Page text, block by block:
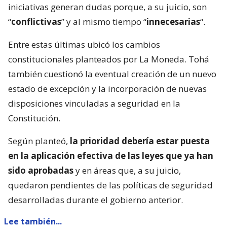
iniciativas generan dudas porque, a su juicio, son
“conflictivas” y al mismo tiempo “innecesarias“.
Entre estas últimas ubicó los cambios
constitucionales planteados por La Moneda. Tohá
también cuestionó la eventual creación de un nuevo
estado de excepción y la incorporación de nuevas
disposiciones vinculadas a seguridad en la
Constitución.
Según planteó, la prioridad debería estar puesta
en la aplicación efectiva de las leyes que ya han
sido aprobadasy en áreas que, a su juicio,
quedaron pendientes de las políticas de seguridad
desarrolladas durante el gobierno anterior.
Lee también...